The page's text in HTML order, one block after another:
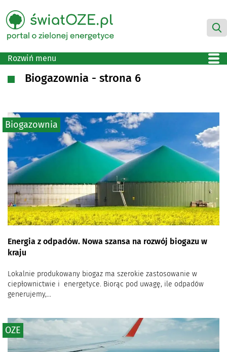
Rozwiń menu
Biogazownia - strona 6
Energia z odpadów. Nowa szansa na rozwój biogazu w
kraju
Lokalnie produkowany biogaz ma szerokie zastosowanie w
ciepłownictwie i energetyce. Biorąc pod uwagę, ile odpadów
generujemy,...
Biogazownia
OZE